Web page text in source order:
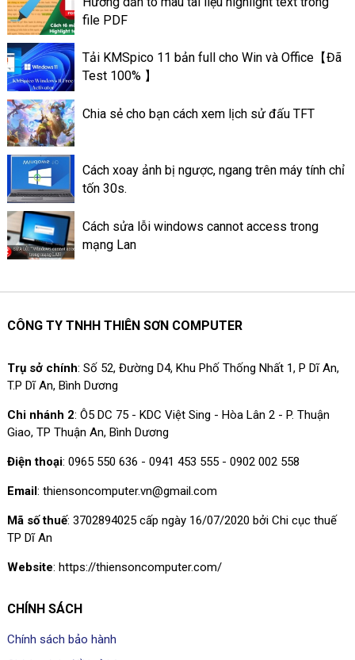
hướng dẫn các cách chụp màn
hình máy tính Dell nhanh nhất
và chi tiết nhất. Giúp cho bạn
lựa chọn được cách phù hợp
với nhu cầu của mình.
file PDF
Tải KMSpico 11 bản full cho Win và Office【Đã
Test 100% 】
Chia sẻ cho bạn cách xem lịch sử đấu TFT
Cách xoay ảnh bị ngược, ngang trên máy tính chỉ
tốn 30s.
Cách sửa lỗi windows cannot access trong
mạng Lan
CÔNG TY TNHH THIÊN SƠN COMPUTER
Trụ sở chính: Số 52, Đường D4, Khu Phố Thống Nhất 1, P Dĩ An,
T.P Dĩ An, Bình Dương
Chi nhánh 2: Ô5 DC 75 - KDC Việt Sing - Hòa Lân 2 - P. Thuận
Giao, TP Thuận An, Bình Dương
Điện thoại: 0965 550 636 - 0941 453 555 - 0902 002 558
Email : thiensoncomputer.vn@gmail.com
Mã số thuế: 3702894025 cấp ngày 16/07/2020 bởi Chi cục thuế
TP Dĩ An
Website: https://thiensoncomputer.com/
CHÍNH SÁCH
Chính sách bảo hành